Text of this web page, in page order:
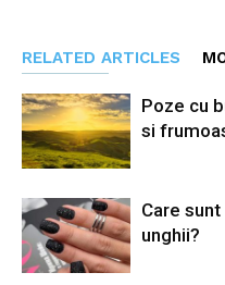
RELATED ARTICLES
Poze cu
si
Care
unghii?